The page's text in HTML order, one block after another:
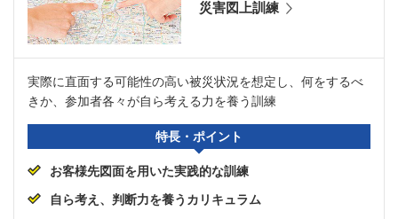
災害図上訓練
実際に直面する可能性の高い被災状況を想定し、何をするべ
きか、参加者各々が自ら考える力を養う訓練
特長・ポイント
お客様先図面を用いた実践的な訓練
自ら考え、判断力を養うカリキュラム